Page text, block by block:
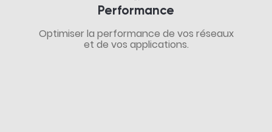
Performance
Optimiser la performance de vos réseaux
et de vos applications.